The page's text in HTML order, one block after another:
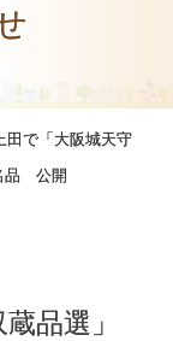
上田で「大阪城天守
品 公開
品選」